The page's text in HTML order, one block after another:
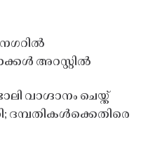
അറസ്റ്റിൽ
വാഗ്ദാനം ചെയ്ത്
ദമ്പതികൾക്കെതിരെ